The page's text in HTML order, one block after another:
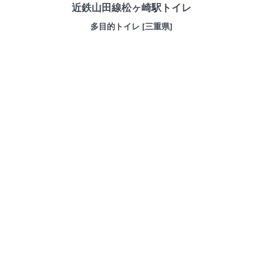
近鉄山田線松ヶ崎駅トイレ
多目的トイレ [三重県]